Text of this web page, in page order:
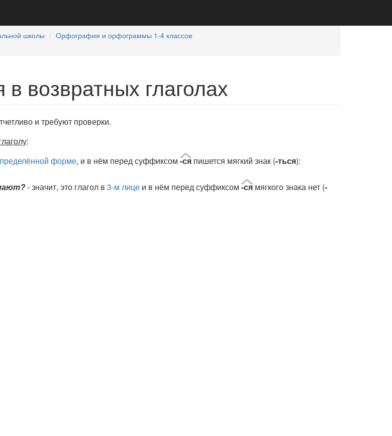
школы
Орфография и орфограммы 1-4 классов
возвратных глаголах
и требуют проверки.
:
форме, и в нём перед суффиксом -ся пишется мягкий знак (-ться):
- значит, это глагол в 3-м лице и в нём перед суффиксом -ся мягкого знака нет (-